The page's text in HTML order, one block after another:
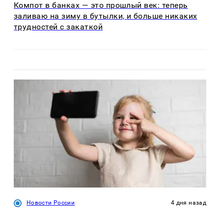
Компот в банках — это прошлый век: теперь
заливаю на зиму в бутылки, и больше никаких
трудностей с закаткой
Новости России 4 дня назад